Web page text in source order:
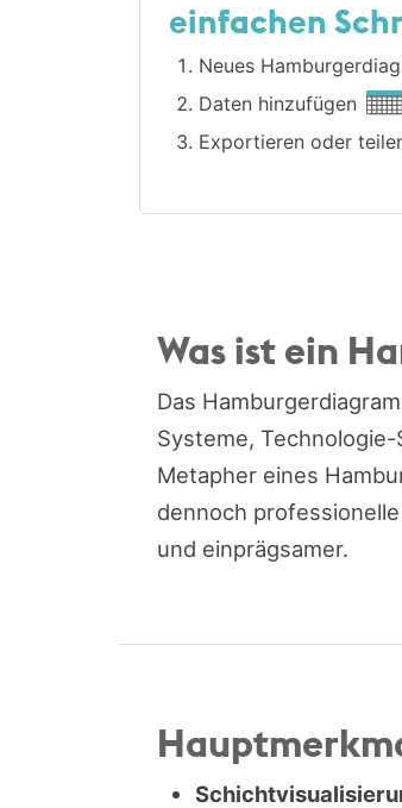
einfachen
Neues
Daten hinzufügen
Exportieren oder
Was ist ein
Das
Systeme,
Metapher eines
dennoch
und einprägsamer.